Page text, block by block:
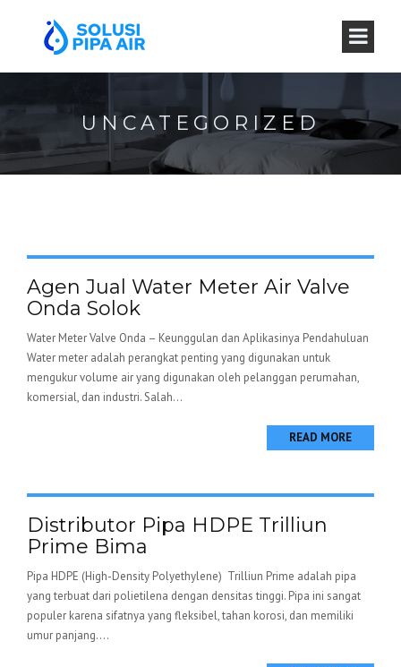
UNCATEGORIZED
Agen Jual Water Meter Air Valve
Onda Solok
Water Meter Valve Onda – Keunggulan dan Aplikasinya Pendahuluan
Water meter adalah perangkat penting yang digunakan untuk
mengukur volume air yang digunakan oleh pelanggan perumahan,
komersial, dan industri. Salah...
READ MORE
Distributor Pipa HDPE Trilliun
Prime Bima
Pipa HDPE (High-Density Polyethylene) Trilliun Prime adalah pipa
yang terbuat dari polietilena dengan densitas tinggi. Pipa ini sangat
populer karena sifatnya yang fleksibel, tahan korosi, dan memiliki
umur panjang....